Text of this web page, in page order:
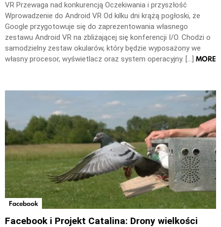
VR Przewaga nad konkurencją Oczekiwania i przyszłość
Wprowadzenie do Android VR Od kilku dni krążą pogłoski, że
Google przygotowuje się do zaprezentowania własnego
zestawu Android VR na zbliżającej się konferencji I/O. Chodzi o
samodzielny zestaw okularów, który będzie wyposażony we
własny procesor, wyświetlacz oraz system operacyjny. […] MORE
Facebook
Facebook i Projekt Catalina: Drony wielkości